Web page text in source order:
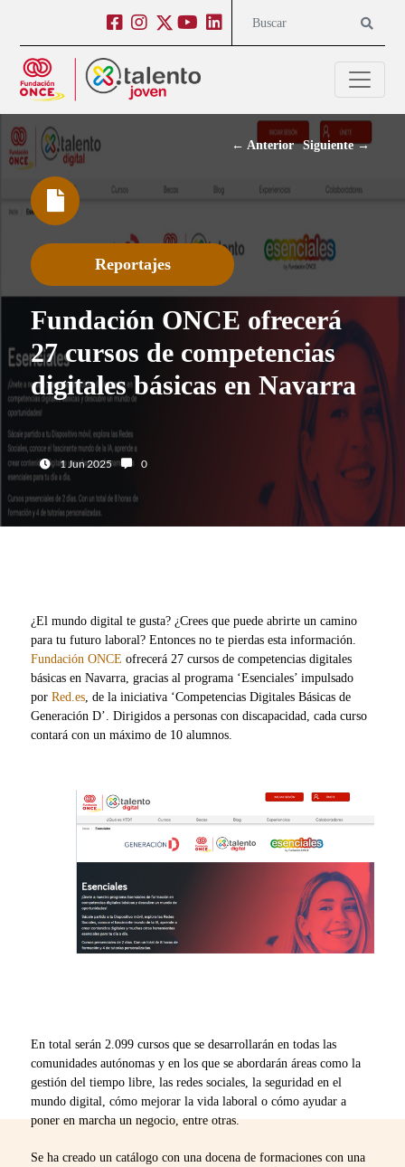
FacebookInstagram
TwitterYoutube
Buscar
← Anterior Siguiente →
Fundación ONCE ofrecerá
27 cursos de competencias
digitales básicas en Navarra
Reportajes
Fecha:
1 Jun 2025 Número de comentarios:
0
¿El mundo digital te gusta? ¿Crees que puede abrirte un camino
para tu futuro laboral? Entonces no te pierdas esta información.
Fundación ONCE ofrecerá 27 cursos de competencias digitales
básicas en Navarra, gracias al programa ‘Esenciales’ impulsado
porRed.es , de la iniciativa ‘Competencias Digitales Básicas de
Generación D’. Dirigidos a personas con discapacidad, cada curso
contará con un máximo de 10 alumnos.
En total serán 2.099 cursos que se desarrollarán en todas las
comunidades autónomas y en los que se abordarán áreas como la
gestión del tiempo libre, las redes sociales, la seguridad en el
mundo digital, cómo mejorar la vida laboral o cómo ayudar a
poner en marcha un negocio, entre otras.
Se ha creado un catálogo con una docena de formaciones con una